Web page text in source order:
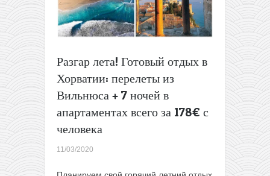
от
33€
туда-
членов
WDC
или
от
52€
для
Разгар лета! Готовый отдых в
Хорватии: перелеты из
Вильнюса + 7 ночей в
апартаментах всего за 178€ с
человека
11/03/2020